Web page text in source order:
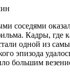
соседями
Кадры, где
одной из
эпизода
большим